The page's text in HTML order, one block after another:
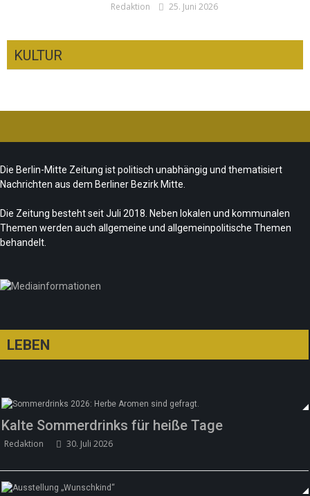
Redaktion 25. Juni 2026
KULTUR
zeitgemäß?
CSD-Anschlag: Trauer und politische
Folgerungen
music
Team/Redaktion 21. Juni 2026
„Les Amoureuses“ zur Fête de la Musique
Die Berlin-Mitte Zeitung ist politisch unabhängig und thematisiert
Nachrichten aus dem Berliner Bezirk Mitte.
Die Zeitung besteht seit Juli 2018. Neben lokalen und kommunalen
Themen werden auch allgemeine und allgemeinpolitische Themen
behandelt.
LEBEN
Kalte Sommerdrinks für heiße Tage
Redaktion 30. Juli 2026